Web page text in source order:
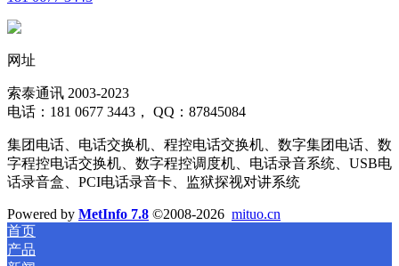
网址
索泰通讯 2003-2023
电话：181 0677 3443， QQ：87845084
集团电话、电话交换机、程控电话交换机、数字集团电话、数
字程控电话交换机、数字程控调度机、电话录音系统、USB电
话录音盒、PCI电话录音卡、监狱探视对讲系统
Powered by MetInfo 7.8 ©2008-2026 mituo.cn
首页
产品